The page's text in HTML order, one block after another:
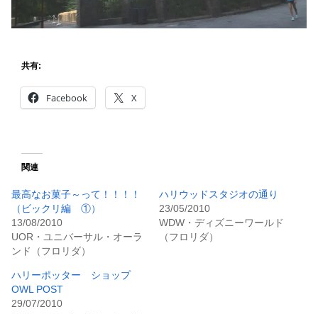
共有:
Facebook X
関連
最高なお菓子～って！！！！
（ビックリ編 ①）
13/08/2010
UOR・ユニバーサル・オーラ
ンド（フロリダ）
ハリウッドスタジオの通り
23/05/2010
WDW・ディズニーワールド
（フロリダ）
ハリーポッター ショップ
OWL POST
29/07/2010